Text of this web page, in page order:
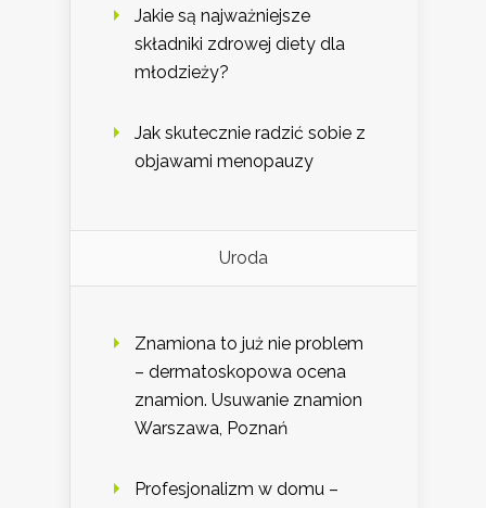
Jakie są najważniejsze
składniki zdrowej diety dla
młodzieży?
Jak skutecznie radzić sobie z
objawami menopauzy
Uroda
Znamiona to już nie problem
– dermatoskopowa ocena
znamion. Usuwanie znamion
Warszawa, Poznań
Profesjonalizm w domu –